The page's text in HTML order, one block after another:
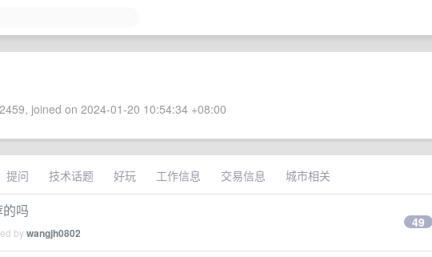
joined on 2024-01-20 10:54:34 +08:00
提问 技术话题 好玩 工作信息 交易信息 城市相关
吗
bywangjh0802
49